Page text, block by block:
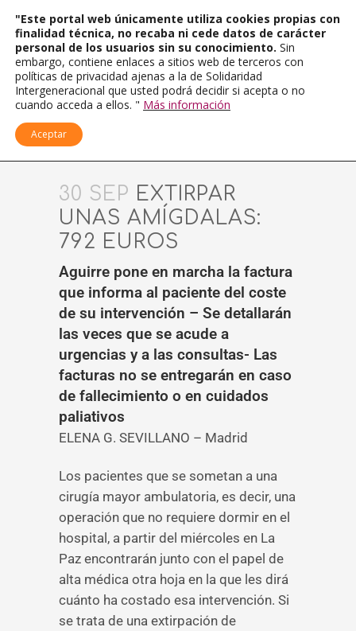
30 SEP EXTIRPAR
UNAS AMÍGDALAS:
792 EUROS
Aguirre pone en marcha la factura
que informa al paciente del coste
de su intervención – Se detallarán
las veces que se acude a
urgencias y a las consultas- Las
facturas no se entregarán en caso
de fallecimiento o en cuidados
paliativos
ELENA G. SEVILLANO – Madrid
Los pacientes que se sometan a una
cirugía mayor ambulatoria, es decir, una
operación que no requiere dormir en el
hospital, a partir del miércoles en La
Paz encontrarán junto con el papel de
alta médica otra hoja en la que les dirá
cuánto ha costado esa intervención. Si
se trata de una extirpación de
"Este portal web únicamente utiliza cookies propias con
finalidad técnica, no recaba ni cede datos de carácter
personal de los usuarios sin su conocimiento. Sin
embargo, contiene enlaces a sitios web de terceros con
políticas de privacidad ajenas a la de Solidaridad
Intergeneracional que usted podrá decidir si acepta o no
cuando acceda a ellos. " Más información
Aceptar